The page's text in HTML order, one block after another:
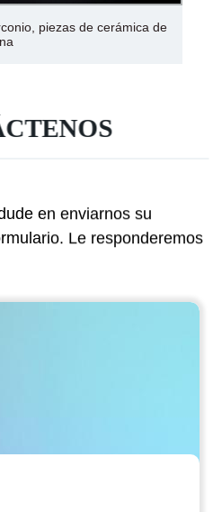
piezas de cerámica de
en enviarnos su
Le responderemos